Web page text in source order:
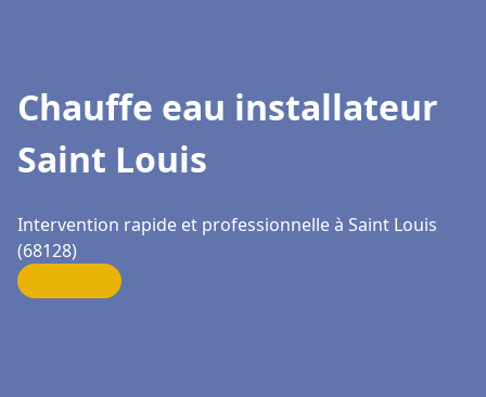
Chauffe eau installateur
Saint Louis
Intervention rapide et professionnelle à Saint Louis
(68128)